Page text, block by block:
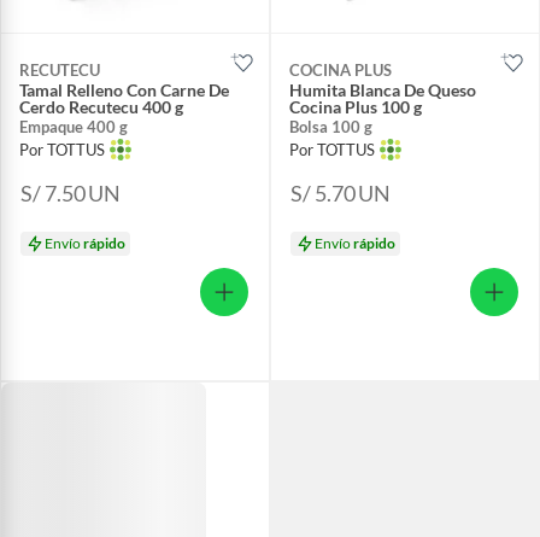
RECUTECU
Tamal Relleno Con Carne De
Cerdo Recutecu 400 g
Empaque 400 g
Por TOTTUS
S/ 7.50UN
Envíorápido
COCINA PLUS
Humita Blanca De Queso
Cocina Plus 100 g
Bolsa 100 g
Por TOTTUS
S/ 5.70UN
Envíorápido